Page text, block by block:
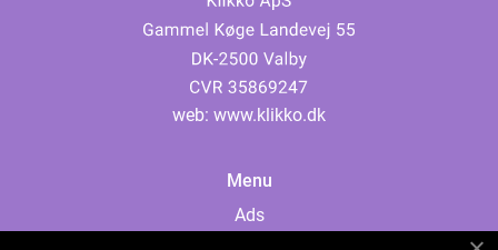
web: www.klikko.dk
Menu
Ads